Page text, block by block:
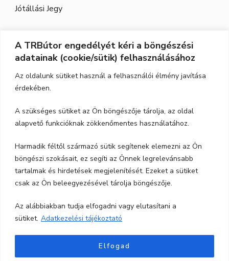
A TRBútor engedélyét kéri a böngészési
adatainak (cookie/sütik) felhasználásához
Az oldalunk sütiket használ a felhasználói élmény javítása
érdekében.
A szükséges sütiket az Ön böngészője tárolja, az oldal
alapvető funkcióknak zökkenőmentes használatához.
Harmadik féltől származó sütik segítenek elemezni az Ön
böngészi szokásait, ez segíti az Önnek legrelevánsabb
tartalmak és hirdetések megjelenítését. Ezeket a sütiket
csak az Ön beleegyezésével tárolja böngészője.
Az alábbiakban tudja elfogadni vagy elutasítani a
sütiket. Adatkezelési tájékoztató
Elfogad
Jótállási Jegy
Elérhetőség
Cím: 3526 Miskolc, Szeles utca 71.
Nyitvatartás:
Telefon:06-70-615-6771
email:trbutor1@gmail.com
Minden jog fentartva TRBútor.hu